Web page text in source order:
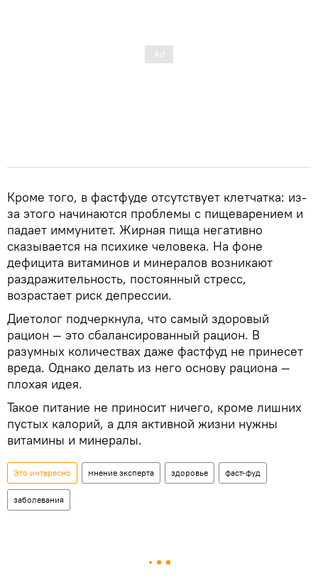
Кроме того, в фастфуде отсутствует клетчатка: из-
за этого начинаются проблемы с пищеварением и
падает иммунитет. Жирная пища негативно
сказывается на психике человека. На фоне
дефицита витаминов и минералов возникают
раздражительность, постоянный стресс,
возрастает риск депрессии.
Диетолог подчеркнула, что самый здоровый
рацион — это сбалансированный рацион. В
разумных количествах даже фастфуд не принесет
вреда. Однако делать из него основу рациона —
плохая идея.
Такое питание не приносит ничего, кроме лишних
пустых калорий, а для активной жизни нужны
витамины и минералы.
Это интересно мнение эксперта здоровье фаст-фуд
заболевания